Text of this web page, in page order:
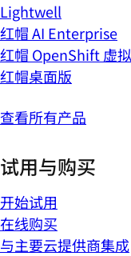
Lightwell
红帽 AI Enterprise
红帽 OpenShift 虚
红帽桌面版
查看所有产品
试用与购买
开始试用
在线购买
与主要云提供商集成